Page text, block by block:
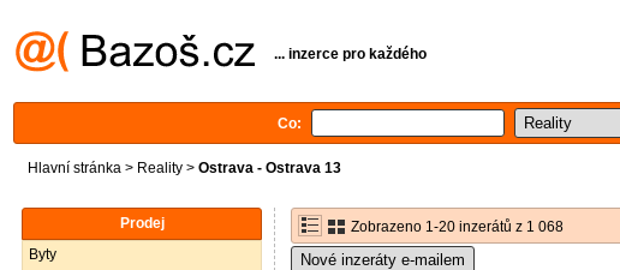
... inzerce pro každého
Co:
Hlavní stránka > Reality > Ostrava - Ostrava 13
Prodej
Byty
Zobrazeno 1-20 inzerátů z 1 068
Nové inzeráty e-mailem